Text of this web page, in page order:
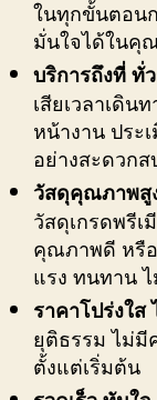
ในทุกขั้นตอน
มั่นใจได้ในคุ
บริการถึงที่ ทั่
เสียเวลาเดิน
หน้างาน ประ
อย่างสะดวกส
วัสดุคุณภาพสู
วัสดุเกรดพรีเ
คุณภาพดี หรือ
แรง ทนทาน
ราคาโปร่งใส
ยุติธรรม ไม่มี
ตั้งแต่เริ่มต้น